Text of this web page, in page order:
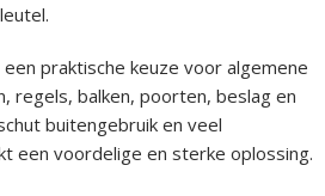
praktische keuze voor algemene
regels, balken, poorten, beslag en
buitengebruik en veel
een voordelige en sterke oplossing.